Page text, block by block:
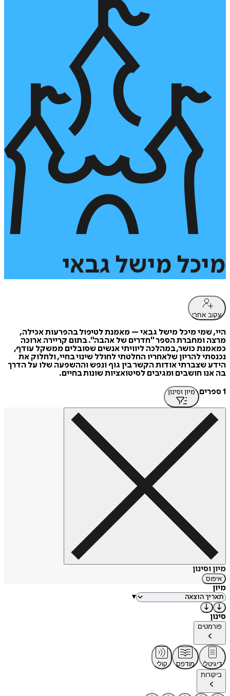
מיכל מישל גבאי
עקוב אחרי
היי, שמי מיכל מישל גבאי – מאמנת לטיפול בהפרעות אכילה,
מרצה ומחברת הספר "חדרים של אהבה". בתום קריירה ארוכה
כמאמנת כושר, במהלכה ליוויתי אנשים שסובלים ממשקל עודף,
נכנסתי להריון שלאחריו החלטתי לחולל שינוי בחיי, ולחלוק את
הידע שצברתי אודות הקשר בין גוף ונפש וההשפעה שלו על הדרך
בה אנו חושבים ומגיבים לסיטואציות שונות בחיים.
1 ספרים
מיון וסינון
מיון וסינון
איפוס
מיון
▾
סינון
פורמטים
דיגיטלי מודפס
קולי
ביקורות